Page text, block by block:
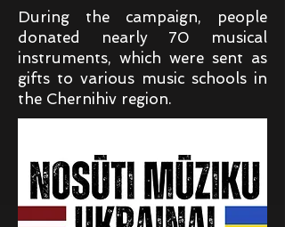
During the campaign, people
donated nearly 70 musical
instruments, which were sent as
gifts to various music schools in
the Chernihiv region.